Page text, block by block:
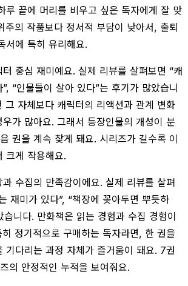
루 끝에 머리를 비우고 싶은 독자에게 잘 맞
주의 작품보다 정서적 부담이 낮아서, 출퇴
서에 특히 유리해요.
중심 재미예요. 실제 리뷰를 살펴보면 “캐
“인물들이 살아 있다”는 후기가 많았습니
그 자체보다 캐릭터의 리액션과 관계 변화
가 많아요. 그래서 등장인물의 개성이 분
권을 계속 찾게 돼요. 시리즈가 길수록 이
크게 작용해요.
수집의 만족감이에요. 실제 리뷰를 살펴
재미가 있다”, “책장에 꽂아두면 뿌듯하
습니다. 만화책은 읽는 경험과 수집 경험이
정기적으로 구매하는 독자라면, 한 권을
기다리는 과정 자체가 즐거움이 돼요. 7권
의 안정적인 누적을 보여줘요.